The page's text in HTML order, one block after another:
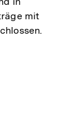
mit